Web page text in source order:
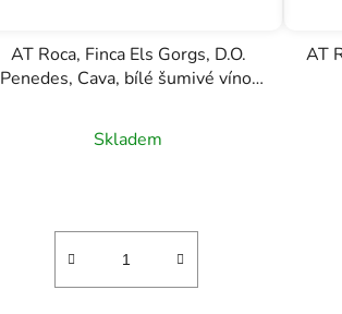
AT Roca, Finca Els Gorgs, D.O.
Penedes, Cava, bílé šumivé víno,
Skladem
AT